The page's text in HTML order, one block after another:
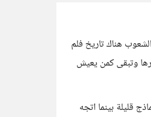
هناك تاريخ فلم
وتبقى كمن يعيش
قليلة بينما اتجه